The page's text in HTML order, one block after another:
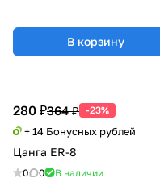
В корзину
280 ₽364 ₽ -23%
+ 14 Бонусных рублей
Цанга ER-8
0 0 В наличии